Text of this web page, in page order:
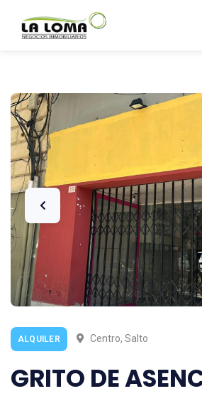
ALQUILER Centro, Salto
GRITO DE